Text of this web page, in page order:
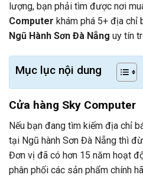
lượng, bạn phải tìm được nơi
Computer khám phá 5+ địa chỉ
Ngũ Hành Sơn Đà Nẵng uy tín
Mục lục nội dung
Cửa hàng Sky Computer
Nếu bạn đang tìm kiếm địa chỉ
tại Ngũ hành Sơn Đà Nẵng thì
Đơn vị đã có hơn 15 năm hoạt
phân phối các sản phẩm chính